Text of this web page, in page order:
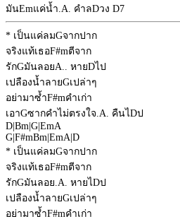
มันEmแค่น้ำ.A. คำลDวง D7
* เป็นแค่ลมGจากปาก
จริงแท้เธอF#mตีจาก
รักGมันลอยA.. หายDไป
เปลืองน้ำลายGเปล่าๆ
อย่ามาซ้ำF#mคำเก่า
เอาGซากคำไม่ตรงใจ.A. คืนไDป
D Bm G EmA
G F#mBm EmA D
* เป็นแค่ลมGจากปาก
จริงแท้เธอF#mตีจาก
รักGมันลอย.A. หายไDป
เปลืองน้ำลายGเปล่าๆ
อย่ามาซ้ำF#mคำเก่า